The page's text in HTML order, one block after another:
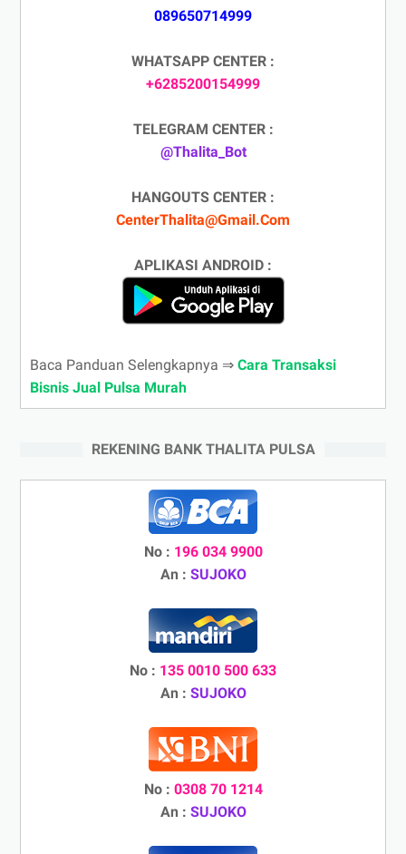
089650714999
WHATSAPP CENTER :
+6285200154999
TELEGRAM CENTER :
@Thalita_Bot
HANGOUTS CENTER :
CenterThalita@Gmail.Com
APLIKASI ANDROID :
Baca Panduan Selengkapnya ⇒ Cara Transaksi
Bisnis Jual Pulsa Murah
REKENING BANK THALITA PULSA
No : 196 034 9900
An : SUJOKO
No : 135 0010 500 633
An : SUJOKO
No : 0308 70 1214
An : SUJOKO